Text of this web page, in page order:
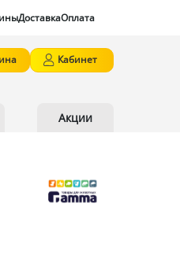
ДоставкаОплата
Кабинет
Акции